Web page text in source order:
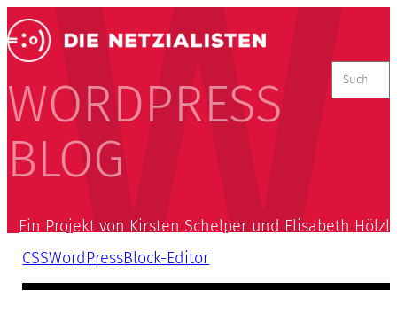
WORDPRESS
BLOG
nach:
Ein Projekt von Kirsten Schelper und Elisabeth Hölzl
CSSWordPressBlock-Editor